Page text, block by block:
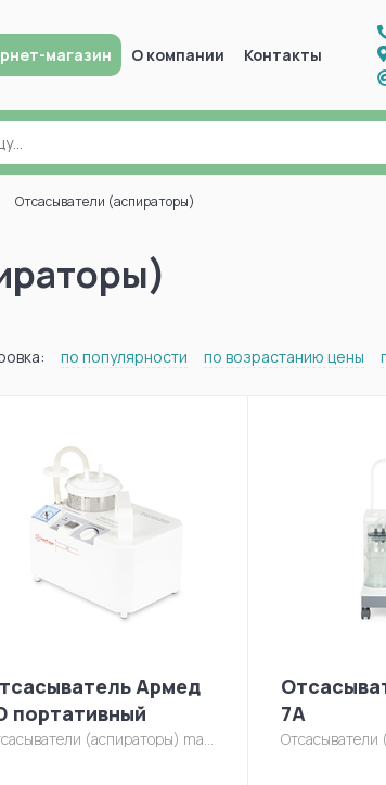
магазин О компании Контакты
Отсасыватели (аспираторы)
по популярности по возрастанию цены
Армед
портативный
(аспираторы) manager/otsasyvatel/7d-1.jpg
7А
Отсасыватели